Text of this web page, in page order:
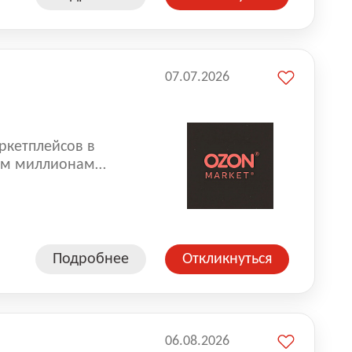
в
миллионам
сети, где
Ozon
Подробнее
07.07.2026
Откликнуться
06.08.2026